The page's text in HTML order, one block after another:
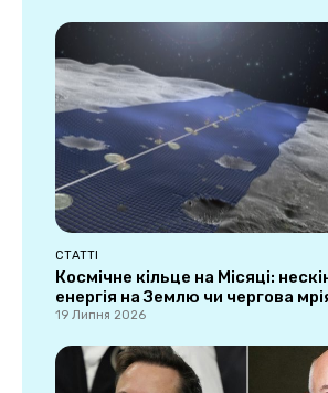
СТАТТІ
Космічне кільце на Місяці:
енергія на Землю чи чергова
19 Липня 2026